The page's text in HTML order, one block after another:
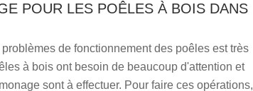
POUR LES POÊLES À BOIS DANS
de fonctionnement des poêles est très
à bois ont besoin de beaucoup d'attention et
sont à effectuer. Pour faire ces opérations,